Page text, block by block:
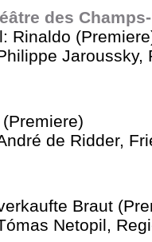
des
Rinaldo
Jaroussky,
de Ridder,
Braut
Netopil,